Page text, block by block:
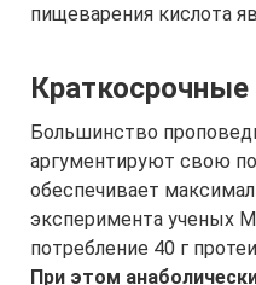
пищеварения кислота
Большинство
аргументируют свою
обеспечивает
эксперимента ученых
потребление 40 г
При этом